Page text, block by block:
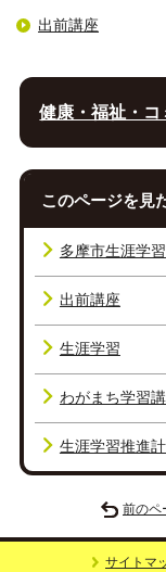
出前講座
健康・福祉・コ
このページを見
多摩市生涯学
出前講座
生涯学習
わがまち学習
生涯学習推進
前のペ
サイトマ